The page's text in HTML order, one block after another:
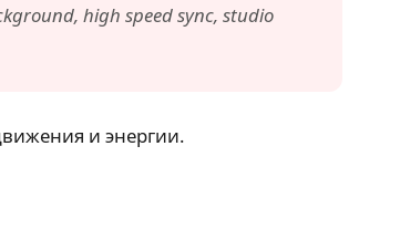
high speed sync, studio
и энергии.